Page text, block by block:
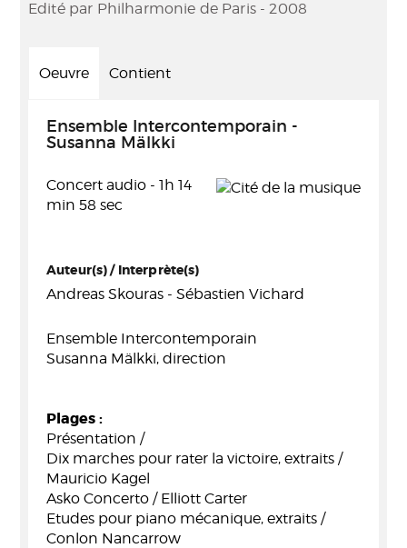
Edité par Philharmonie de Paris - 2008
Oeuvre Contient
Ensemble Intercontemporain -
Susanna Mälkki
Concert audio - 1h 14
min 58 sec
Auteur(s) / Interprète(s)
Andreas Skouras - Sébastien Vichard
Ensemble Intercontemporain
Susanna Mälkki, direction
Plages :
Présentation /
Dix marches pour rater la victoire, extraits /
Mauricio Kagel
Asko Concerto / Elliott Carter
Etudes pour piano mécanique, extraits /
Conlon Nancarrow